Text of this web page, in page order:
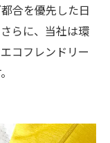
合を優先した日
らに、当社は環
コフレンドリー